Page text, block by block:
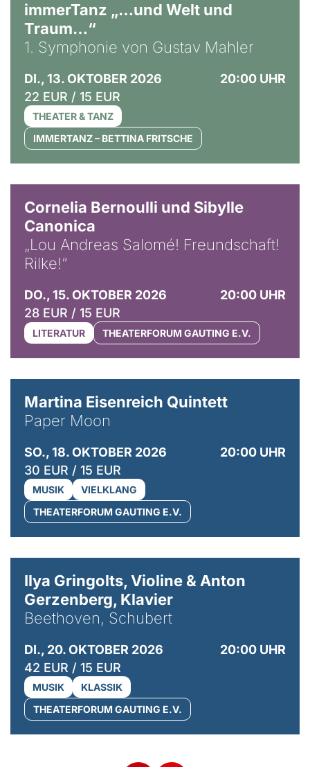
immerTanz „…und Welt und
Traum…“
1. Symphonie von Gustav Mahler
DI., 13. OKTOBER 2026
20:00 UHR
22 EUR / 15 EUR
THEATER & TANZ
IMMERTANZ – BETTINA FRITSCHE
Cornelia Bernoulli und Sibylle
Canonica
„Lou Andreas Salomé! Freundschaft!
Rilke!“
DO., 15. OKTOBER 2026
20:00 UHR
28 EUR / 15 EUR
LITERATUR THEATERFORUM GAUTING E.V.
Martina Eisenreich Quintett
Paper Moon
SO., 18. OKTOBER 2026
20:00 UHR
30 EUR / 15 EUR
MUSIK
VIELKLANG
THEATERFORUM GAUTING E.V.
Ilya Gringolts, Violine & Anton
Gerzenberg, Klavier
Beethoven, Schubert
DI., 20. OKTOBER 2026
20:00 UHR
42 EUR / 15 EUR
MUSIK
KLASSIK
THEATERFORUM GAUTING E.V.